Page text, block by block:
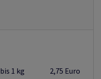
bis 1 kg 2,75 Euro